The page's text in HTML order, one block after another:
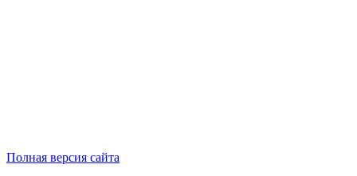
Полная версия сайта